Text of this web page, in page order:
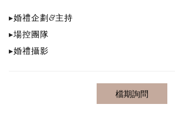
▸婚禮企劃&主持
▸場控團隊
▸婚禮攝影